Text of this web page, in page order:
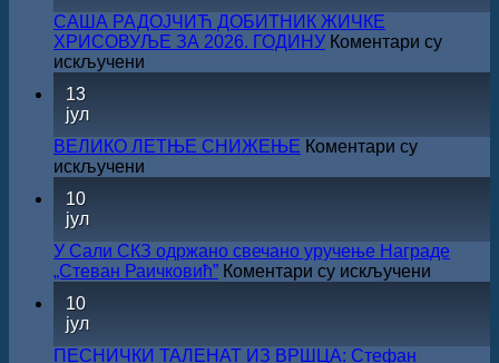
конкурса
Министарства
културе
за
издања
на
српском
САША РАДОЈЧИЋ ДОБИТНИК ЖИЧКЕ
ХРИСОВУЉЕ ЗА 2026. ГОДИНУ Коментари су
искључени
ЖИЧКЕ
ХРИСОВУЉЕ
ЗА
13
јул
ВЕЛИКО ЛЕТЊЕ СНИЖЕЊЕ Коментари су
искључени
10
јул
У Сали СКЗ одржано свечано уручење Награде
„Стеван Раичковић” Коментари су искључени
10
јул
ПЕСНИЧКИ ТАЛЕНАТ ИЗ ВРШЦА: Стефан